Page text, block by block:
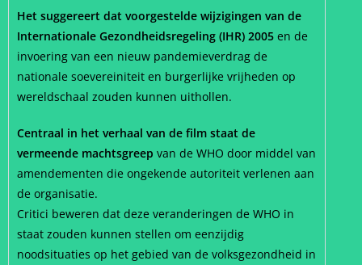
Het suggereert dat voorgestelde wijzigingen van de
Internationale Gezondheidsregeling (IHR) 2005 en de
invoering van een nieuw pandemieverdrag de
nationale soevereiniteit en burgerlijke vrijheden op
wereldschaal zouden kunnen uithollen.
Centraal in het verhaal van de film staat de
vermeende machtsgreep van de WHO door middel van
amendementen die ongekende autoriteit verlenen aan
de organisatie.
Critici beweren dat deze veranderingen de WHO in
staat zouden kunnen stellen om eenzijdig
noodsituaties op het gebied van de volksgezondheid in